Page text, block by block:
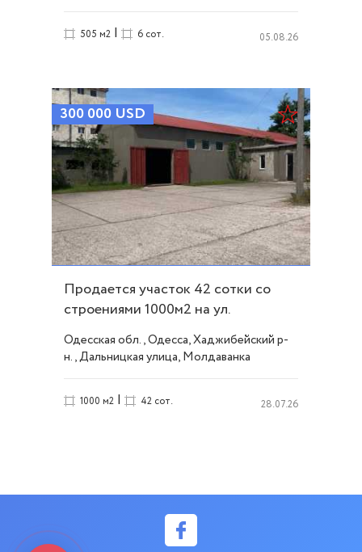
505 м2 | 6 сот. 05.08.26
300 000 USD
Продается участок 42 сотки со
строениями 1000м2 на ул.
Дальницкой ID 54279
Одесская обл., Одесса, Хаджибейский р-
н., Дальницкая улица, Молдаванка
1000 м2 | 42 сот. 28.07.26